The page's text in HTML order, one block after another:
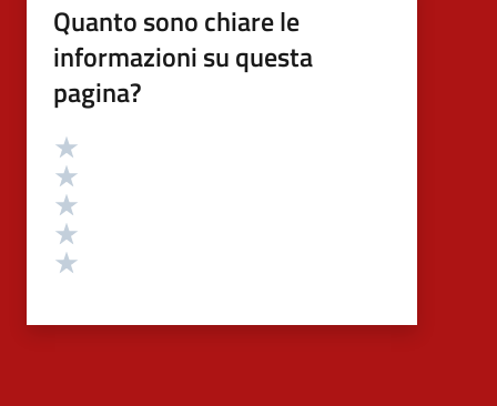
Quanto sono chiare le
informazioni su questa
pagina?
Valutazione